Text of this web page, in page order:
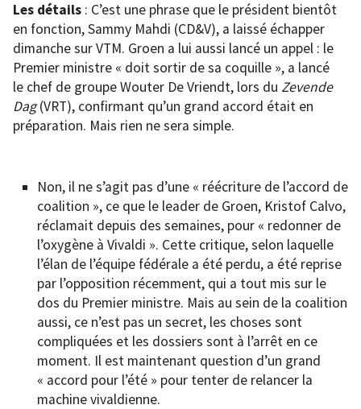
Les détails : C’est une phrase que le président bientôt
en fonction, Sammy Mahdi (CD&V), a laissé échapper
dimanche sur VTM. Groen a lui aussi lancé un appel : le
Premier ministre « doit sortir de sa coquille », a lancé
le chef de groupe Wouter De Vriendt, lors du Zevende
Dag(VRT), confirmant qu’un grand accord était en
préparation. Mais rien ne sera simple.
Non, il ne s’agit pas d’une « réécriture de l’accord de
coalition », ce que le leader de Groen, Kristof Calvo,
réclamait depuis des semaines, pour « redonner de
l’oxygène à Vivaldi ». Cette critique, selon laquelle
l’élan de l’équipe fédérale a été perdu, a été reprise
par l’opposition récemment, qui a tout mis sur le
dos du Premier ministre. Mais au sein de la coalition
aussi, ce n’est pas un secret, les choses sont
compliquées et les dossiers sont à l’arrêt en ce
moment. Il est maintenant question d’un grand
« accord pour l’été » pour tenter de relancer la
machine vivaldienne.